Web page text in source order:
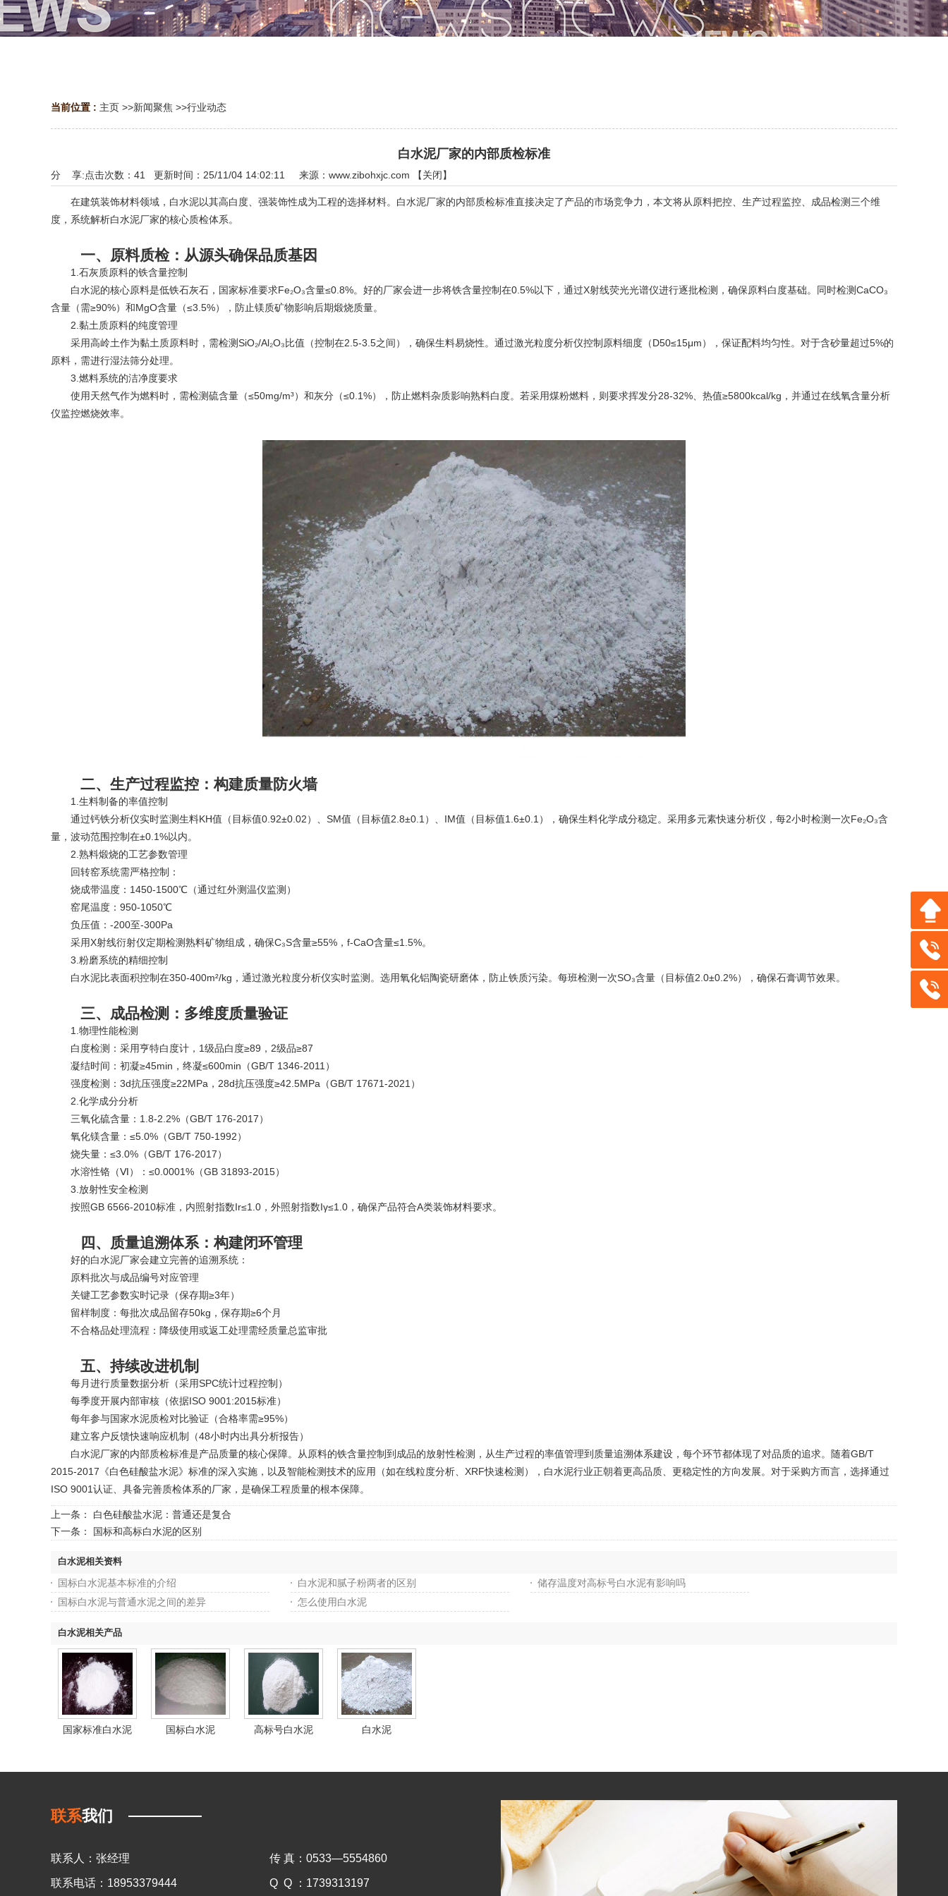
当前位置 : 主页 >>新闻聚焦 >>行业动态
白水泥厂家的内部质检标准
点击次数： 41 更新时间：25/11/04 14:02:11 来源： www.zibohxjc.com 【关闭】
分 享:
在建筑装饰材料领域，白水泥以其高白度、强装饰性成为工程的选择材料。白水泥厂家的内部质检标准直接决定了产品的市场竞争力，本文将从原料把控、生产过程监控、成品检测三个维
度，系统解析白水泥厂家的核心质检体系。
一、原料质检：从源头确保品质基因
1.石灰质原料的铁含量控制
白水泥的核心原料是低铁石灰石，国家标准要求Fe₂O₃含量≤0.8%。好的厂家会进一步将铁含量控制在0.5%以下，通过X射线荧光光谱仪进行逐批检测，确保原料白度基础。同时检测CaCO₃
含量（需≥90%）和MgO含量（≤3.5%），防止镁质矿物影响后期煅烧质量。
2.黏土质原料的纯度管理
采用高岭土作为黏土质原料时，需检测SiO₂/Al₂O₃比值（控制在2.5-3.5之间），确保生料易烧性。通过激光粒度分析仪控制原料细度（D50≤15μm），保证配料均匀性。对于含砂量超过5%的
原料，需进行湿法筛分处理。
3.燃料系统的洁净度要求
使用天然气作为燃料时，需检测硫含量（≤50mg/m³）和灰分（≤0.1%），防止燃料杂质影响熟料白度。若采用煤粉燃料，则要求挥发分28-32%、热值≥5800kcal/kg，并通过在线氧含量分析
仪监控燃烧效率。
二、生产过程监控：构建质量防火墙
1.生料制备的率值控制
通过钙铁分析仪实时监测生料KH值（目标值0.92±0.02）、SM值（目标值2.8±0.1）、IM值（目标值1.6±0.1），确保生料化学成分稳定。采用多元素快速分析仪，每2小时检测一次Fe₂O₃含
量，波动范围控制在±0.1%以内。
2.熟料煅烧的工艺参数管理
回转窑系统需严格控制：
烧成带温度：1450-1500℃（通过红外测温仪监测）
窑尾温度：950-1050℃
负压值：-200至-300Pa
采用X射线衍射仪定期检测熟料矿物组成，确保C₃S含量≥55%，f-CaO含量≤1.5%。
3.粉磨系统的精细控制
白水泥比表面积控制在350-400m²/kg，通过激光粒度分析仪实时监测。选用氧化铝陶瓷研磨体，防止铁质污染。每班检测一次SO₃含量（目标值2.0±0.2%），确保石膏调节效果。
三、成品检测：多维度质量验证
1.物理性能检测
‌白度检测‌：采用亨特白度计，1级品白度≥89，2级品≥87
‌凝结时间‌：初凝≥45min，终凝≤600min（GB/T 1346-2011）
‌强度检测‌：3d抗压强度≥22MPa，28d抗压强度≥42.5MPa（GB/T 17671-2021）
2.化学成分分析
三氧化硫含量：1.8-2.2%（GB/T 176-2017）
氧化镁含量：≤5.0%（GB/T 750-1992）
烧失量：≤3.0%（GB/T 176-2017）
水溶性铬（Ⅵ）：≤0.0001%（GB 31893-2015）
3.放射性安全检测
按照GB 6566-2010标准，内照射指数Ir≤1.0，外照射指数Iγ≤1.0，确保产品符合A类装饰材料要求。
四、质量追溯体系：构建闭环管理
好的白水泥厂家会建立完善的追溯系统：
原料批次与成品编号对应管理
关键工艺参数实时记录（保存期≥3年）
留样制度：每批次成品留存50kg，保存期≥6个月
不合格品处理流程：降级使用或返工处理需经质量总监审批
五、持续改进机制
每月进行质量数据分析（采用SPC统计过程控制）
每季度开展内部审核（依据ISO 9001:2015标准）
每年参与国家水泥质检对比验证（合格率需≥95%）
建立客户反馈快速响应机制（48小时内出具分析报告）
白水泥厂家的内部质检标准是产品质量的核心保障。从原料的铁含量控制到成品的放射性检测，从生产过程的率值管理到质量追溯体系建设，每个环节都体现了对品质的追求。随着GB/T
2015-2017《白色硅酸盐水泥》标准的深入实施，以及智能检测技术的应用（如在线粒度分析、XRF快速检测），白水泥行业正朝着更高品质、更稳定性的方向发展。对于采购方而言，选择通过
ISO 9001认证、具备完善质检体系的厂家，是确保工程质量的根本保障。
上一条： 白色硅酸盐水泥：普通还是复合
下一条：
国标和高标白水泥的区别
白水泥相关资料
国标白水泥基本标准的介绍 白水泥和腻子粉两者的区别
储存温度对高标号白水泥有影响吗
国标白水泥与普通水泥之间的差异
怎么使用白水泥
白水泥相关产品
国家标准白水泥 国标白水泥 高标号白水泥 白水泥
联系我们
联系人：张经理
联系电话：18953379444
传 真：0533—5554860
Q Q ：1739313197